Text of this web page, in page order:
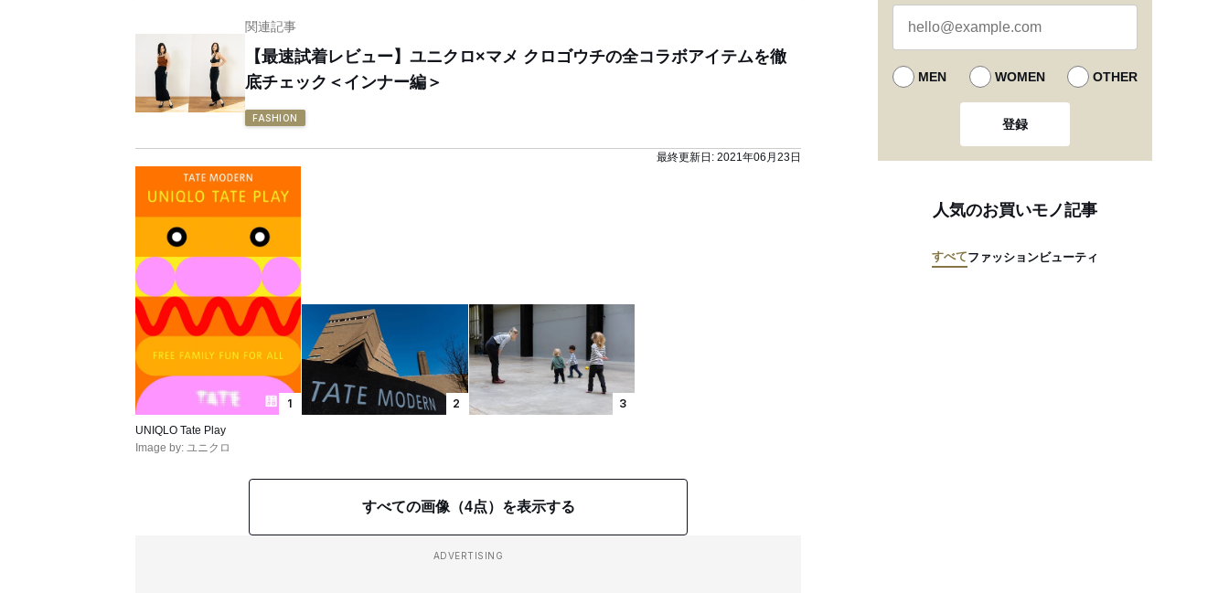
関連記事
【最速試着レビュー】ユニクロ×マメ クロゴウチの全コラボアイテムを徹
底チェック＜インナー編＞
FASHION
最終更新日: 2021年06月23日
1
UNIQLO Tate Play
Image by: ユニクロ
2 3
すべての画像（4点）を表示する
ADVERTISING
MEN WOMEN OTHER
登録
人気のお買いモノ記事
すべてファッションビューティ